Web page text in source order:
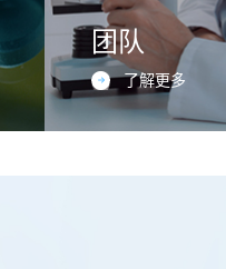
团队
了解更多